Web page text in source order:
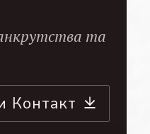
та
Контакт